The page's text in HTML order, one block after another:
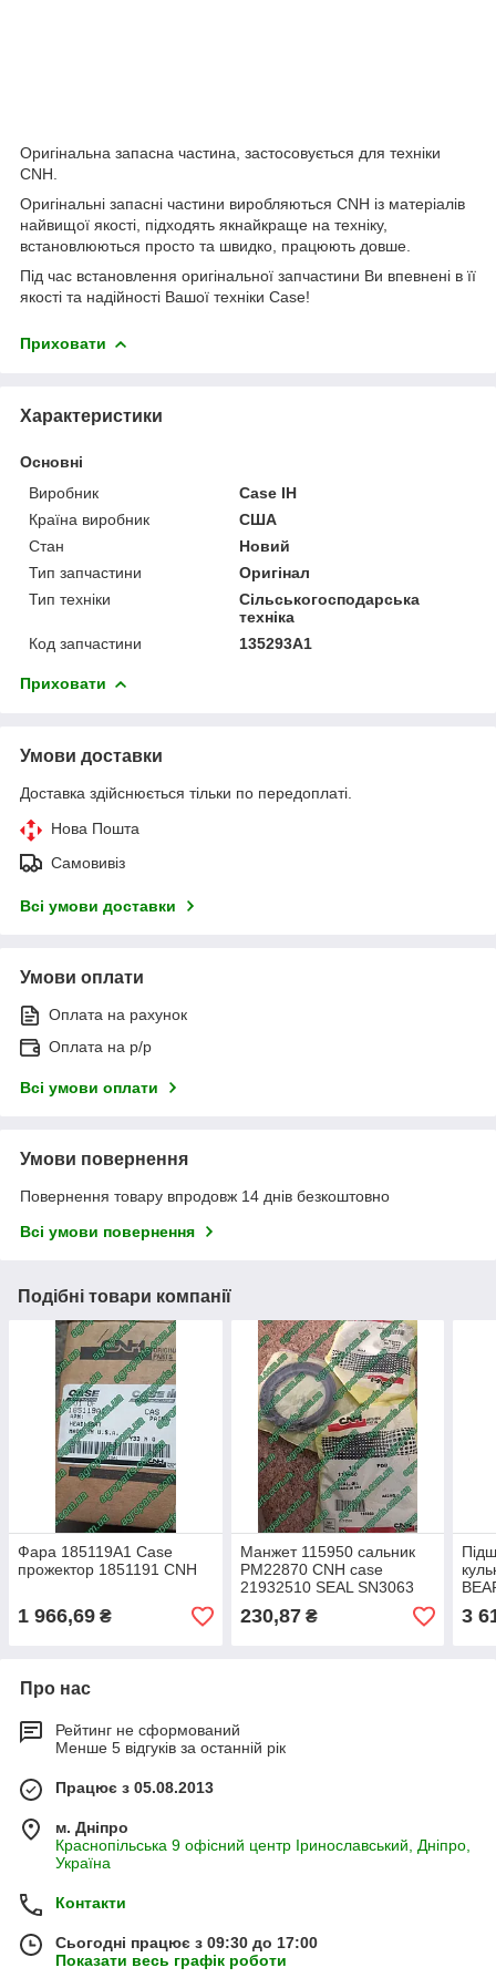
Оригінальна запасна частина, застосовується для техніки
CNH.
Оригінальні запасні частини виробляються CNH із матеріалів
найвищої якості, підходять якнайкраще на техніку,
встановлюються просто та швидко, працюють довше.
Під час встановлення оригінальної запчастини Ви впевнені в її
якості та надійності Вашої техніки Case!
Приховати
Характеристики
Основні
Виробник
Case IH
Країна виробник
США
Стан
Новий
Тип запчастини
Оригінал
Тип техніки
Сільськогосподарська
техніка
Код запчастини
135293A1
Приховати
Умови доставки
Доставка здійснюється тільки по передоплаті.
Нова Пошта
Самовивіз
Всі умови доставки
Умови оплати
Оплата на рахунок
Оплата на р/р
Всі умови оплати
Умови повернення
Повернення товару впродовж 14 днів безкоштовно
Всі умови повернення
Подібні товари компанії
Фара 185119A1 Case
прожектор 1851191 CNH
1 966,69 ₴
Манжет 115950 сальник
PM22870 CNH case
21932510 SEAL SN3063
230,87₴ 3
Про нас
Рейтинг не сформований
Менше 5 відгуків за останній рік
Працює з 05.08.2013
м. Дніпро
Краснопільська 9 офісний центр Іринославський, Дніпро,
Україна
Контакти
Сьогодні працює з 09:30 до 17:00
Показати весь графік роботи